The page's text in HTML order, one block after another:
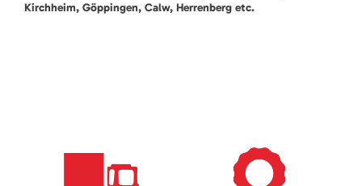
Kirchheim, Göppingen, Calw, Herrenberg etc.